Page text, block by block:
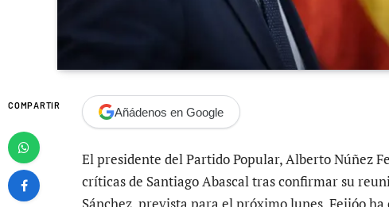
COMPARTIR Añádenos en Google
El presidente del Partido Popular, Alberto Núñez
críticas de Santiago Abascal tras confirmar su